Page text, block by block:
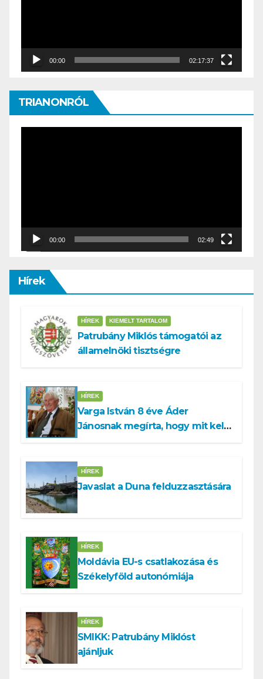
00:00 02:17:37
TRIANONRÓL
00:00 02:49
Hírek
HÍREK KIEMELT TARTALOM
Patrubány Miklós támogatói az
államelnöki tisztségre
HÍREK
Varga István 8 éve Áder
Jánosnak megírta, hogy mit kell
HÍREK
Javaslat a Duna felduzzasztására
HÍREK
Moldávia EU-s csatlakozása és
Székelyföld autonómiája
HÍREK
SMIKK: Patrubány Miklóst
ajánljuk